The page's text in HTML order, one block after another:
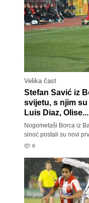
Velika čast
Stefan Savić iz
svijetu, s njim
Luis Diaz, Olise...
Nogometaši Borca iz
sinoć postali su novi
8